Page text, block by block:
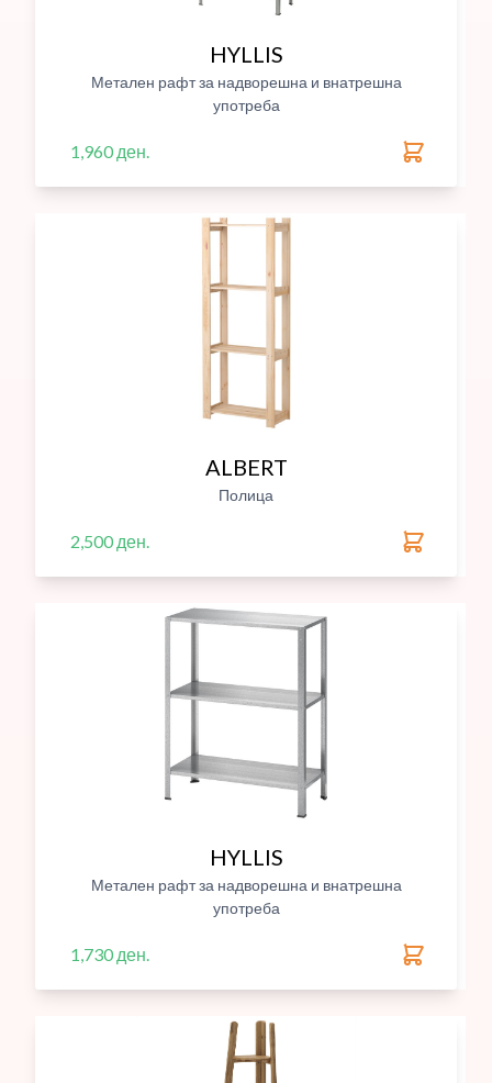
HYLLIS
Метален рафт за надворешна и внатрешна
употреба
1,960 ден.
ALBERT
Полица
2,500 ден.
HYLLIS
Метален рафт за надворешна и внатрешна
употреба
1,730 ден.